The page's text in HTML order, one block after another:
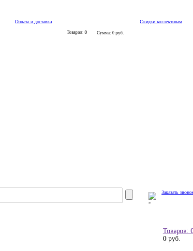
Оплата и доставка Скидки коллективам
Товаров: 0 Сумма: 0 руб.
Заказать
Товаров:
0 руб.